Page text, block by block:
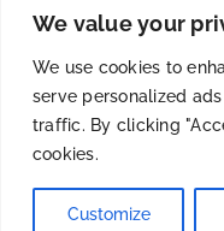
We value your
We use cookies to
serve personalized
traffic. By clicking
cookies.
Customize
Iberland
Green
Contacte
2026 © By